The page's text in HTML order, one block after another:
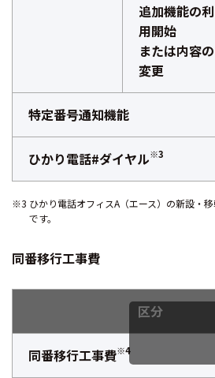
追加機能の利
用開始
または内容の
変更
特定番号通知機能
ひかり電話#ダイヤル※3
※3 ひかり電話オフィスA（エース）の新設・
です。
同番移行工事費
区分
同番移行工事費※4